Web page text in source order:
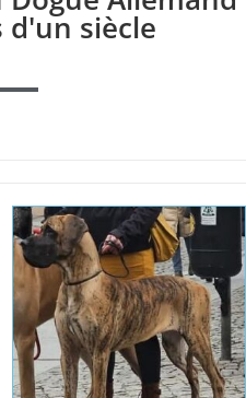
d'un siècle